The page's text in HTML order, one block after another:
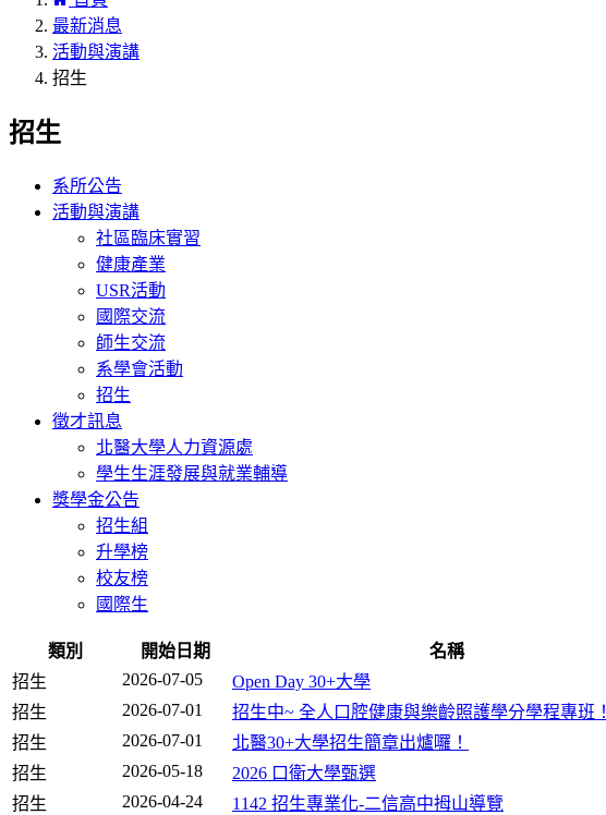
最新消息
活動與演講
招生
招生
系所公告
活動與演講
社區臨床實習
健康產業
USR活動
國際交流
師生交流
系學會活動
招生
徵才訊息
北醫大學人力資源處
學生生涯發展與就業輔導
獎學金公告
招生組
升學榜
校友榜
國際生
類別 開始日期 名稱
招生
2026-07-05 Open Day 30+大學
招生
2026-07-01 招生中~ 全人口腔健康與樂齡照護學分學程專班！
招生
2026-07-01 北醫30+大學招生簡章出爐囉！
招生
2026-05-18 2026 口衛大學甄選
招生
2026-04-24 1142 招生專業化-二信高中拇山導覽